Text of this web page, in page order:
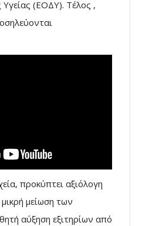
(ΕΟΔΥ). Τέλος ,
προκύπτει αξιόλογη
μείωση των
αύξηση εξιτηρίων από